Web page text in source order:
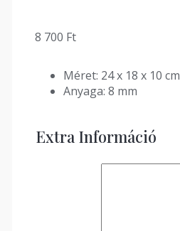
8 700 Ft
Méret: 24 x 18 x 10 cm
Anyaga: 8 mm
Extra Információ